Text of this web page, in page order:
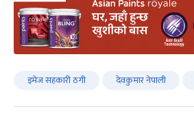
इमेज सहकारी ठगी देवकुमार नेपाली